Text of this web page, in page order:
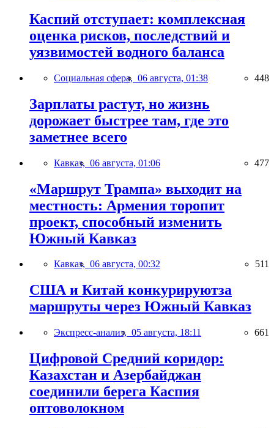
Каспий отступает: комплексная
оценка рисков, последствий и
уязвимостей водного баланса
Социальная сфера, 06 августа, 01:38 448
Зарплаты растут, но жизнь
дорожает быстрее там, где это
заметнее всего
Кавказ, 06 августа, 01:06 477
«Маршрут Трампа» выходит на
местность: Армения торопит
проект, способный изменить
Южный Кавказ
Кавказ, 06 августа, 00:32 511
США и Китай конкурируютза
маршруты через Южный Кавказ
Экспресс-анализ, 05 августа, 18:11 661
Цифровой Средний коридор:
Казахстан и Азербайджан
соединили берега Каспия
оптоволокном